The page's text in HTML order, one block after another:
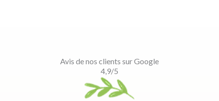
Avis de nos clients sur Google
4,9/5